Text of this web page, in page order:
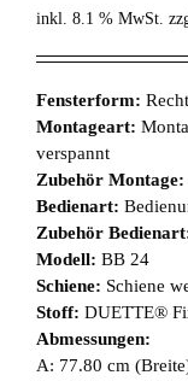
inkl. 8.1 % MwSt.
Fensterform:
Montageart:
verspannt
Zubehör Montage:
Bedienart:
Zubehör
Modell: BB 24
Schiene: Schiene
Stoff: DUETTE®
Abmessungen:
A: 77.80 cm